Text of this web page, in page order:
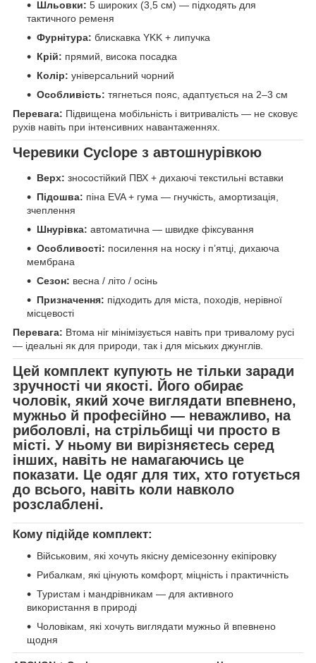
Шльовки: 5 широких (3,5 см) — підходять для
тактичного ременя
Фурнітура: блискавка YKK + липучка
Крій: прямий, висока посадка
Колір: універсальний чорний
Особливість: тягнеться пояс, адаптується на 2–3 см
Перевага: Підвищена мобільність і витривалість — не сковує
рухів навіть при інтенсивних навантаженнях.
Черевики Cyclope з автошнурівкою
Верх: зносостійкий ПВХ + дихаючі текстильні вставки
Підошва: піна EVA + гума — гнучкість, амортизація,
зчеплення
Шнурівка: автоматична — швидке фіксування
Особливості: посилення на носку і п’ятці, дихаюча
мембрана
Сезон: весна / літо / осінь
Призначення: підходить для міста, походів, нерівної
місцевості
Перевага: Втома ніг мінімізується навіть при тривалому русі
— ідеальні як для природи, так і для міських джунглів.
Цей комплект купують не тільки заради
зручності чи якості. Його обирає
чоловік, який хоче виглядати впевнено,
мужньо й професійно — неважливо, на
риболовлі, на стрільбищі чи просто в
місті. У ньому ви вирізняєтесь серед
інших, навіть не намагаючись це
показати. Це одяг для тих, хто готується
до всього, навіть коли навколо
розслаблені.
Кому підійде комплект:
Військовим, які хочуть якісну демісезонну екіпіровку
Рибалкам, які цінують комфорт, міцність і практичність
Туристам і мандрівникам — для активного
використання в природі
Чоловікам, які хочуть виглядати мужньо й впевнено
щодня